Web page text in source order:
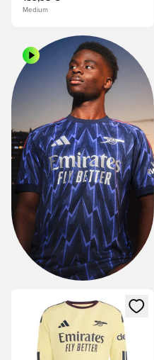
Medium
Abre un modal para iniciar